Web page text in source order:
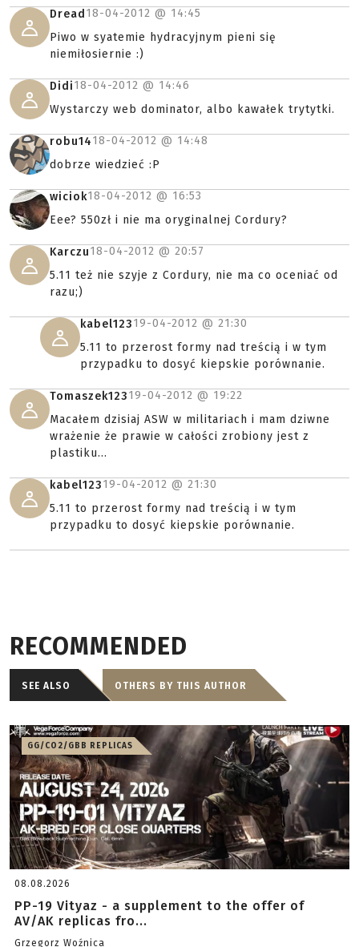
Dread 18-04-2012 @ 14:45
Piwo w syatemie hydracyjnym pieni się
niemiłosiernie :)
Didi18-04-2012 @ 14:46
Wystarczy web dominator, albo kawałek trytytki.
robu1418-04-2012 @ 14:48
dobrze wiedzieć :P
wiciok18-04-2012 @ 16:53
Eee? 550zł i nie ma oryginalnej Cordury?
Karczu18-04-2012 @ 20:57
5.11 też nie szyje z Cordury, nie ma co oceniać od
razu;)
kabel12319-04-2012 @ 21:30
5.11 to przerost formy nad treścią i w tym
przypadku to dosyć kiepskie porównanie.
Tomaszek12319-04-2012 @ 19:22
Macałem dzisiaj ASW w militariach i mam dziwne
wrażenie że prawie w całości zrobiony jest z
plastiku...
kabel12319-04-2012 @ 21:30
5.11 to przerost formy nad treścią i w tym
przypadku to dosyć kiepskie porównanie.
RECOMMENDED
SEE ALSO OTHERS BY THIS AUTHOR
GG/CO2/GBB REPLICAS
08.08.2026
PP-19 Vityaz - a supplement to the offer of
AV/AK replicas fro...
Grzegorz Woźnica